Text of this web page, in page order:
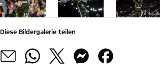
Diese Bildergalerie teilen